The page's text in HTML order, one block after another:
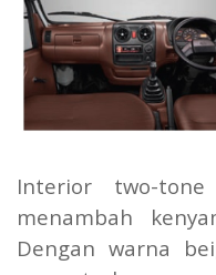
Interior two-
menambah
Dengan warna